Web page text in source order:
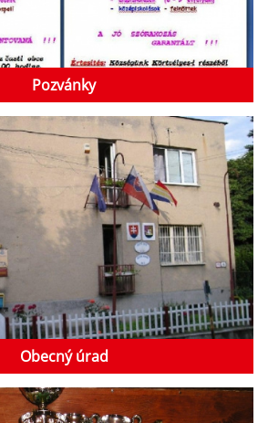
Pozvánky
Obecný úrad